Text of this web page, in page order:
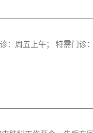
：周五上午； 特需门诊